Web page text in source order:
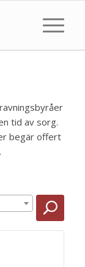
tid av sorg.
begär offert